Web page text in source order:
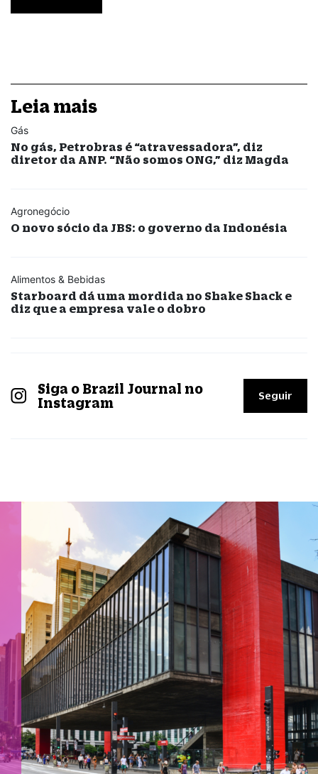
Leia mais
Gás
No gás, Petrobras é “atravessadora”, diz
diretor da ANP. “Não somos ONG,” diz Magda
Agronegócio
O novo sócio da JBS: o governo da Indonésia
Alimentos & Bebidas
Starboard dá uma mordida no Shake Shack e
diz que a empresa vale o dobro
Siga o Brazil Journal no
Instagram
Seguir